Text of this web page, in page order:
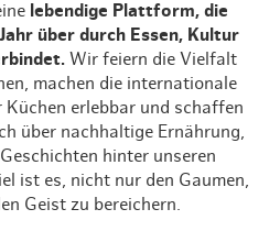
lebendige Plattform,die
über durch Essen, Kultur
Wir feiern die Vielfalt
machen die internationale
erlebbar und schaffen
über nachhaltige Ernährung,
hinter unseren
ist es, nicht nur den Gaumen,
Geist zu bereichern.